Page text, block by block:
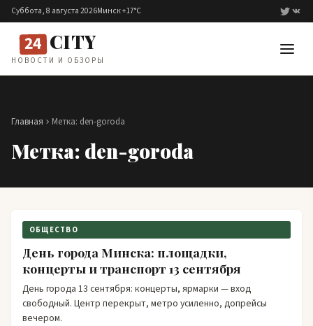
Перейти к содержимому
Суббота, 8 августа 2026Минск +17°C
24 CITY
НОВОСТИ И ОБЗОРЫ
Главная Метка: den-goroda
Метка: den-goroda
ОБЩЕСТВО
День города Минска: площадки,
концерты и транспорт 13 сентября
День города 13 сентября: концерты, ярмарки — вход
свободный. Центр перекрыт, метро усиленно, допрейсы
вечером.